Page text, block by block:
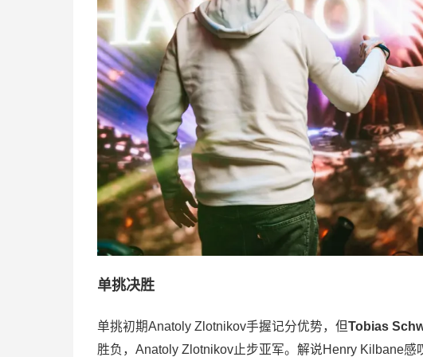
单挑决胜
单挑初期Anatoly Zlotnikov手握记分优势，但Tobias
胜负，Anatoly Zlotnikov止步亚军。解说Henry Kilbane感